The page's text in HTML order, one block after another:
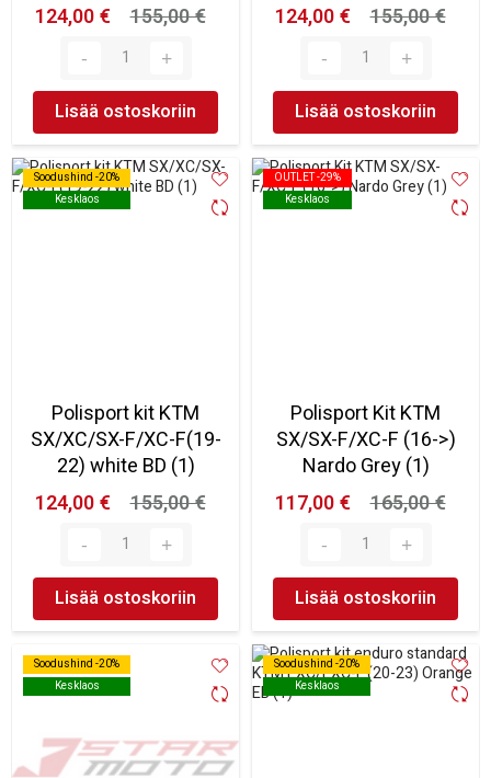
124,00 €
155,00 €
Lisää ostoskoriin
124,00 €
155,00 €
Lisää ostoskoriin
Soodushind -20%
Kesklaos
Soodushind -20%
Kesklaos
Polisport kit KTM
SX/XC/SX-F/XC-F(19-
22) white BD (1)
124,00 €
155,00 €
Lisää ostoskoriin
OUTLET -29%
Kesklaos
OUTLET -29%
Kesklaos
Polisport Kit KTM
SX/SX-F/XC-F (16->)
Nardo Grey (1)
117,00 €
165,00 €
Lisää ostoskoriin
Soodushind -20%
Kesklaos
Soodushind -20%
Kesklaos
Soodushind -20%
Kesklaos
Soodushind -20%
Kesklaos